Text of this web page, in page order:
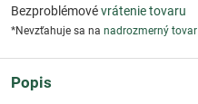
Bezproblémovévrátenie tovaru
*Nevzťahuje sa na nadrozmerný tovar
Popis